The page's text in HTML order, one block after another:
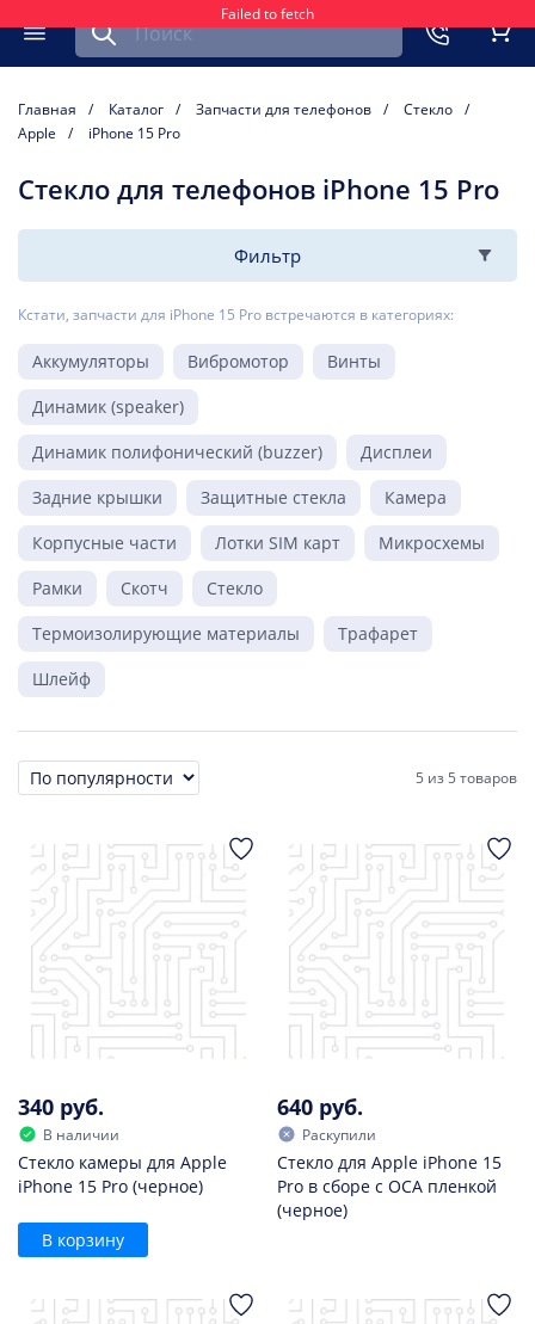
Failed to fetch
Меню
Найти запчасть для мобильного устройства
Главная Каталог Запчасти для телефонов
Стекло
Apple
iPhone 15 Pro
Стекло для телефонов iPhone 15 Pro
Фильтр
Кстати, запчасти для iPhone 15 Pro встречаются в категориях:
Аккумуляторы Вибромотор
Винты
Динамик (speaker)
Динамик полифонический (buzzer)
Дисплеи
Задние крышки
Защитные стекла
Камера
Корпусные части
Лотки SIM карт
Микросхемы
Рамки
Скотч
Стекло
Термоизолирующие материалы
Трафарет
Шлейф
Сортировка 5 из 5 товаров
340 руб.
В наличии
Стекло камеры для Apple
iPhone 15 Pro (черное)
В корзину
640 руб.
Раскупили
Стекло для Apple iPhone 15
Pro в сборе с OCA пленкой
(черное)